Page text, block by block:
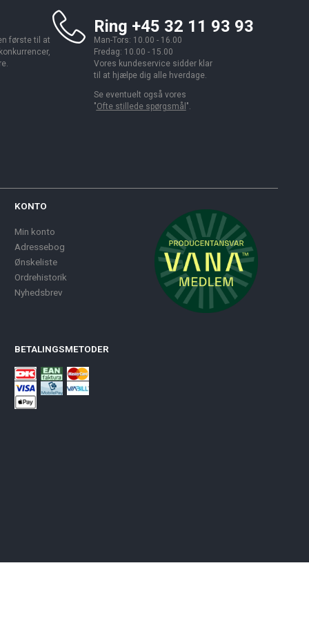
første til at
Ring +45 32 11 93 93
Man-Tors: 10.00 - 16.00
Fredag: 10.00 - 15.00
Vores kundeservice sidder klar
til at hjælpe dig alle hverdage.
Se eventuelt også vores
"Ofte stillede spørgsmål ".
KONTO
Min konto
Adressebog
Ønskeliste
Ordrehistorik
Nyhedsbrev
BETALINGSMETODER